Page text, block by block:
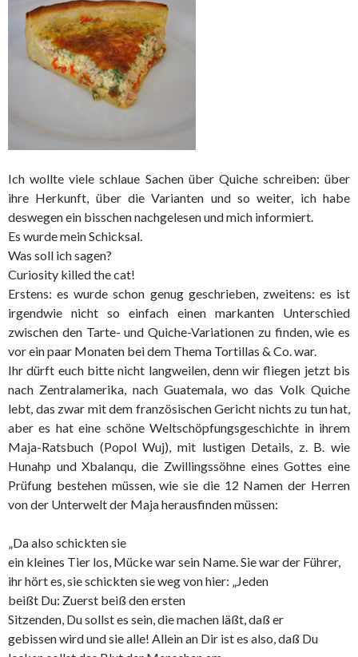
Ich wollte viele schlaue Sachen über Quiche schreiben: über
ihre Herkunft, über die Varianten und so weiter, ich habe
deswegen ein bisschen nachgelesen und mich informiert.
Es wurde mein Schicksal.
Was soll ich sagen?
Curiosity killed the cat!
Erstens: es wurde schon genug geschrieben, zweitens: es ist
irgendwie nicht so einfach einen markanten Unterschied
zwischen den Tarte- und Quiche-Variationen zu finden, wie es
vor ein paar Monaten bei dem Thema Tortillas & Co. war.
Ihr dürft euch bitte nicht langweilen, denn wir fliegen jetzt bis
nach Zentralamerika, nach Guatemala, wo das Volk Quiche
lebt, das zwar mit dem französischen Gericht nichts zu tun hat,
aber es hat eine schöne Weltschöpfungsgeschichte in ihrem
Maja-Ratsbuch (Popol Wuj), mit lustigen Details, z. B. wie
Hunahp und Xbalanqu, die Zwillingssöhne eines Gottes eine
Prüfung bestehen müssen, wie sie die 12 Namen der Herren
von der Unterwelt der Maja herausfinden müssen:
„Da also schickten sie
ein kleines Tier los, Mücke war sein Name. Sie war der Führer,
ihr hört es, sie schickten sie weg von hier: „Jeden
beißt Du: Zuerst beiß den ersten
Sitzenden, Du sollst es sein, die machen läßt, daß er
gebissen wird und sie alle! Allein an Dir ist es also, daß Du